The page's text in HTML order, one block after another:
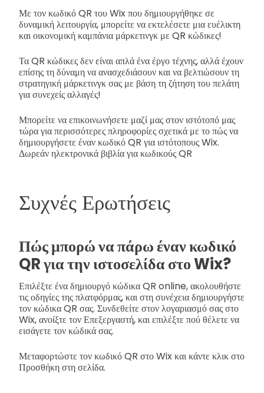
Με τον κωδικό QR του Wix που δημιουργήθηκε σε
δυναμική λειτουργία, μπορείτε να εκτελέσετε μια ευέλικτη
και οικονομική καμπάνια μάρκετινγκ με QR κώδικες!
Τα QR κώδικες δεν είναι απλά ένα έργο τέχνης, αλλά έχουν
επίσης τη δύναμη να ανασχεδιάσουν και να βελτιώσουν τη
στρατηγική μάρκετινγκ σας με βάση τη ζήτηση του πελάτη
για συνεχείς αλλαγές!
Μπορείτε να επικοινωνήσετε μαζί μας στον ιστότοπό μας
τώρα για περισσότερες πληροφορίες σχετικά με το πώς να
δημιουργήσετε έναν κωδικό QR για ιστότοπους Wix.
Δωρεάν ηλεκτρονικά βιβλία για κωδικούς QR
Συχνές Ερωτήσεις
Πώς μπορώ να πάρω έναν κωδικό
QR για την ιστοσελίδα στο Wix?
Επιλέξτε ένα δημιουργό κώδικα QR online, ακολουθήστε
τις οδηγίες της πλατφόρμας, και στη συνέχεια δημιουργήστε
τον κώδικα QR σας. Συνδεθείτε στον λογαριασμό σας στο
Wix, ανοίξτε τον Επεξεργαστή, και επιλέξτε πού θέλετε να
εισάγετε τον κώδικά σας.
Μεταφορτώστε τον κωδικό QR στο Wix και κάντε κλικ στο
Προσθήκη στη σελίδα.